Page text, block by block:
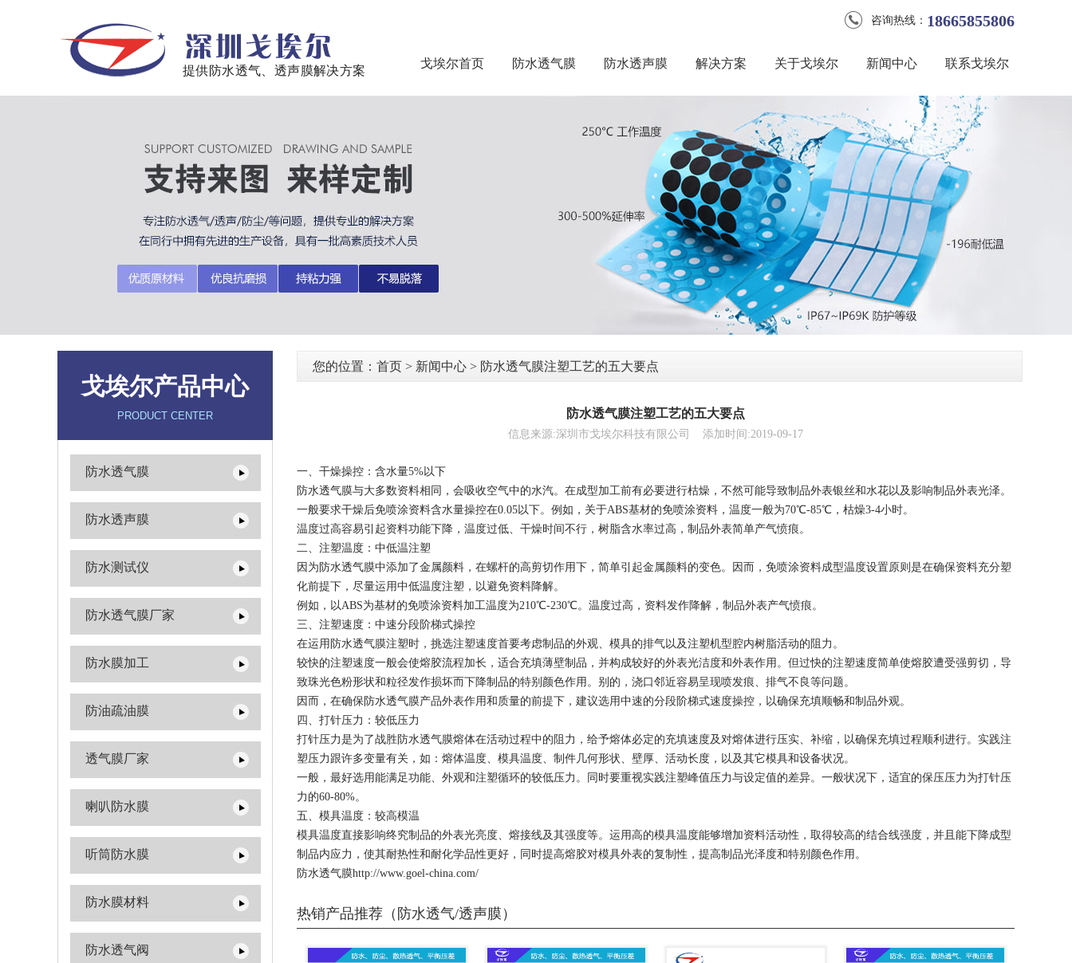
提供防水透气、透声膜解决方案
18665855806
咨询热线：
戈埃尔首页 防水透气膜 防水透声膜 解决方案 关于戈埃尔 新闻中心 联系戈埃尔
戈埃尔产品中心
PRODUCT CENTER
防水透气膜
防水透声膜
防水测试仪
防水透气膜厂家
防水膜加工
防油疏油膜
透气膜厂家
喇叭防水膜
听筒防水膜
防水膜材料
防水透气阀
您的位置： 首页 > 新闻中心 > 防水透气膜注塑工艺的五大要点
防水透气膜注塑工艺的五大要点
信息来源:深圳市戈埃尔科技有限公司 添加时间:2019-09-17
一、干燥操控：含水量5%以下
防水透气膜与大多数资料相同，会吸收空气中的水汽。在成型加工前有必要进行枯燥，不然可能导致制品外表银丝和水花以及影响制品外表光泽。
一般要求干燥后免喷涂资料含水量操控在0.05以下。例如，关于ABS基材的免喷涂资料，温度一般为70℃-85℃，枯燥3-4小时。
温度过高容易引起资料功能下降，温度过低、干燥时间不行，树脂含水率过高，制品外表简单产气愤痕。
二、注塑温度：中低温注塑
因为防水透气膜中添加了金属颜料，在螺杆的高剪切作用下，简单引起金属颜料的变色。因而，免喷涂资料成型温度设置原则是在确保资料充分塑
化前提下，尽量运用中低温度注塑，以避免资料降解。
例如，以ABS为基材的免喷涂资料加工温度为210℃-230℃。温度过高，资料发作降解，制品外表产气愤痕。
三、注塑速度：中速分段阶梯式操控
在运用防水透气膜注塑时，挑选注塑速度首要考虑制品的外观、模具的排气以及注塑机型腔内树脂活动的阻力。
较快的注塑速度一般会使熔胶流程加长，适合充填薄壁制品，并构成较好的外表光洁度和外表作用。但过快的注塑速度简单使熔胶遭受强剪切，导
致珠光色粉形状和粒径发作损坏而下降制品的特别颜色作用。别的，浇口邻近容易呈现喷发痕、排气不良等问题。
因而，在确保防水透气膜产品外表作用和质量的前提下，建议选用中速的分段阶梯式速度操控，以确保充填顺畅和制品外观。
四、打针压力：较低压力
打针压力是为了战胜防水透气膜熔体在活动过程中的阻力，给予熔体必定的充填速度及对熔体进行压实、补缩，以确保充填过程顺利进行。实践注
塑压力跟许多变量有关，如：熔体温度、模具温度、制件几何形状、壁厚、活动长度，以及其它模具和设备状况。
一般，最好选用能满足功能、外观和注塑循环的较低压力。同时要重视实践注塑峰值压力与设定值的差异。一般状况下，适宜的保压压力为打针压
力的60-80%。
五、模具温度：较高模温
模具温度直接影响终究制品的外表光亮度、熔接线及其强度等。运用高的模具温度能够增加资料活动性，取得较高的结合线强度，并且能下降成型
制品内应力，使其耐热性和耐化学品性更好，同时提高熔胶对模具外表的复制性，提高制品光泽度和特别颜色作用。
防水透气膜http://www.goel-china.com/
热销产品推荐（防水透气/透声膜）